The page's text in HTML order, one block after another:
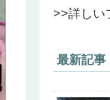
>>詳しい
最新記事